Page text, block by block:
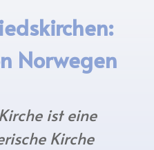
Norwegen
ist eine
Kirche